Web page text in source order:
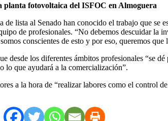
planta fotovoltaica del ISFOC en Almoguera
lista al Senado han conocido el trabajo que se
de profesionales. “No debemos descuidar la
conscientes de esto y por eso, queremos
los diferentes ámbitos profesionales “se
lo que ayudará a la comercialización”.
a la hora de “realizar labores como el control